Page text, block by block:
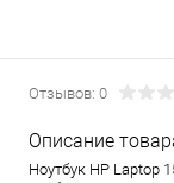
Отзывов: 0
Описание
Ноутбук HP Laptop